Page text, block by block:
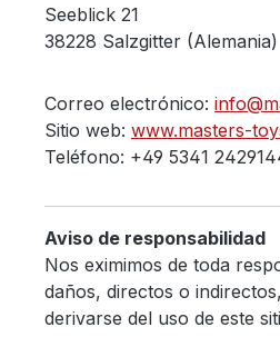
Seeblick 21
38228 Salzgitter (Alemania)
Correo electrónico:
Sitio web: www.masters-
Teléfono: +49 5341
Aviso de responsabilidad
Nos eximimos de toda
daños, directos o
derivarse del uso de este